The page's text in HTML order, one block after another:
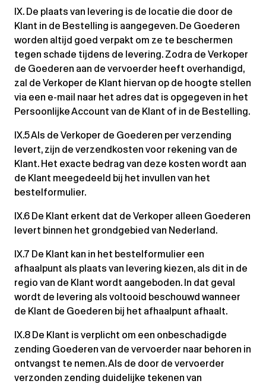
IX. De plaats van levering is de locatie die door de
Klant in de Bestelling is aangegeven. De Goederen
worden altijd goed verpakt om ze te beschermen
tegen schade tijdens de levering. Zodra de Verkoper
de Goederen aan de vervoerder heeft overhandigd,
zal de Verkoper de Klant hiervan op de hoogte stellen
via een e-mail naar het adres dat is opgegeven in het
Persoonlijke Account van de Klant of in de Bestelling.
IX.5 Als de Verkoper de Goederen per verzending
levert, zijn de verzendkosten voor rekening van de
Klant. Het exacte bedrag van deze kosten wordt aan
de Klant meegedeeld bij het invullen van het
bestelformulier.
IX.6 De Klant erkent dat de Verkoper alleen Goederen
levert binnen het grondgebied van Nederland.
IX.7 De Klant kan in het bestelformulier een
afhaalpunt als plaats van levering kiezen, als dit in de
regio van de Klant wordt aangeboden. In dat geval
wordt de levering als voltooid beschouwd wanneer
de Klant de Goederen bij het afhaalpunt afhaalt.
IX.8 De Klant is verplicht om een onbeschadigde
zending Goederen van de vervoerder naar behoren in
ontvangst te nemen. Als de door de vervoerder
verzonden zending duidelijke tekenen van